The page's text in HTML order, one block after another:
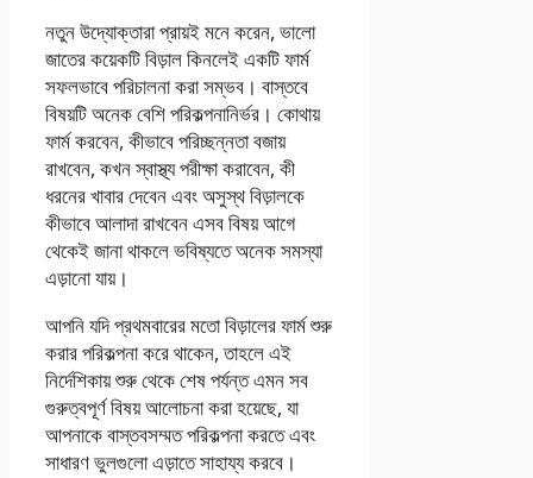
নতুন উদ্যোক্তারা প্রায়ই মনে করেন, ভালো
জাতের কয়েকটি বিড়াল কিনলেই একটি ফার্ম
সফলভাবে পরিচালনা করা সম্ভব। বাস্তবে
বিষয়টি অনেক বেশি পরিকল্পনানির্ভর। কোথায়
ফার্ম করবেন, কীভাবে পরিচ্ছন্নতা বজায়
রাখবেন, কখন স্বাস্থ্য পরীক্ষা করাবেন, কী
ধরনের খাবার দেবেন এবং অসুস্থ বিড়ালকে
কীভাবে আলাদা রাখবেন এসব বিষয় আগে
থেকেই জানা থাকলে ভবিষ্যতে অনেক সমস্যা
এড়ানো যায়।
আপনি যদি প্রথমবারের মতো বিড়ালের ফার্ম শুরু
করার পরিকল্পনা করে থাকেন, তাহলে এই
নির্দেশিকায় শুরু থেকে শেষ পর্যন্ত এমন সব
গুরুত্বপূর্ণ বিষয় আলোচনা করা হয়েছে, যা
আপনাকে বাস্তবসম্মত পরিকল্পনা করতে এবং
সাধারণ ভুলগুলো এড়াতে সাহায্য করবে।